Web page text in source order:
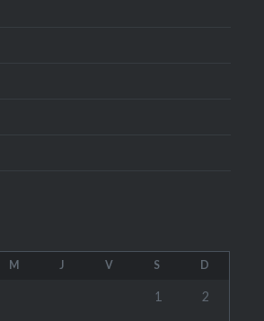
M J V S D
1 2